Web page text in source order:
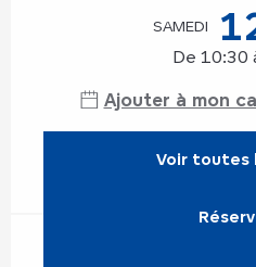
SAMEDI
De 10:30
Ajouter à mon
Voir toutes